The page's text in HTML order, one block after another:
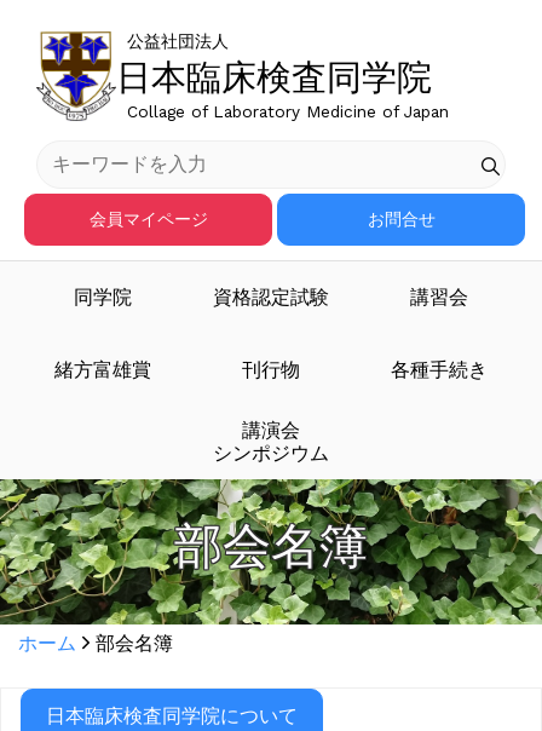
日本臨床検査同学院
公益社団法人
Collage of Laboratory Medicine of Japan
会員マイページ お問合せ
同学院 資格認定試験 講習会
緒方富雄賞 刊行物 各種手続き
講演会
シンポジウム
部会名簿
ホーム 部会名簿
日本臨床検査同学院について